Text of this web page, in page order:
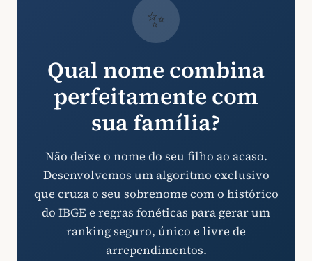
✨
Qual nome combina
perfeitamente com
sua família?
Não deixe o nome do seu filho ao acaso.
Desenvolvemos um algoritmo exclusivo
que cruza o seu sobrenome com o histórico
do IBGE e regras fonéticas para gerar um
ranking seguro, único e livre de
arrependimentos.